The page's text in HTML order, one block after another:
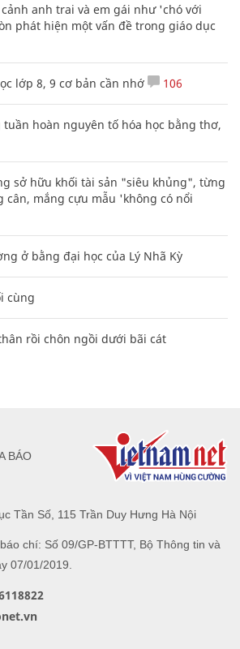
anh trai và em gái như 'chó với
phát hiện một vấn đề trong giáo dục
lớp 8, 9 cơ bản cần nhớ 106
tuần hoàn nguyên tố hóa học bằng thơ,
sở hữu khối tài sản "siêu khủng", từng
cân, mắng cựu mẫu 'không có nổi
ở bằng đại học của Lý Nhã Kỳ
cùng
rồi chôn ngồi dưới bãi cát
Tần Số, 115 Trần Duy Hưng Hà Nội
chí: Số 09/GP-BTTTT, Bộ Thông tin và
07/01/2019.
BÁO